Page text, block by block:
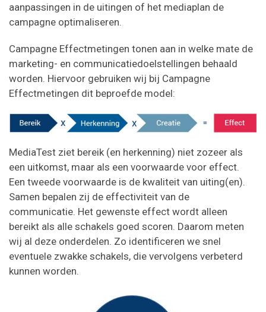
aanpassingen in de uitingen of het mediaplan de
campagne optimaliseren.
Campagne Effectmetingen tonen aan in welke mate de
marketing- en communicatiedoelstellingen behaald
worden. Hiervoor gebruiken wij bij Campagne
Effectmetingen dit beproefde model:
MediaTest ziet bereik (en herkenning) niet zozeer als
een uitkomst, maar als een voorwaarde voor effect.
Een tweede voorwaarde is de kwaliteit van uiting(en).
Samen bepalen zij de effectiviteit van de
communicatie. Het gewenste effect wordt alleen
bereikt als alle schakels goed scoren. Daarom meten
wij al deze onderdelen. Zo identificeren we snel
eventuele zwakke schakels, die vervolgens verbeterd
kunnen worden.